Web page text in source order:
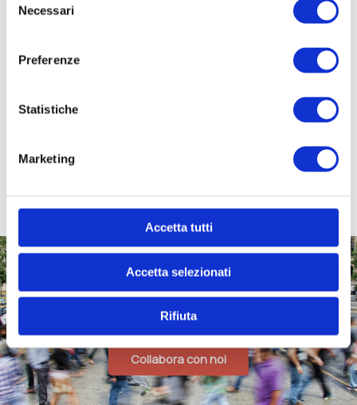
delNecessari
Preferenze
Statistiche
Marketing
Accetta tutti
Accetta selezionati
Rifiuta
agevolazione
Trasformiamo le idee in progetti e i bisogni in opportunità.
Yellow Boat è il partner per Enti e Aziende che vogliono
generare impatto sociale reale.
Collabora con noi